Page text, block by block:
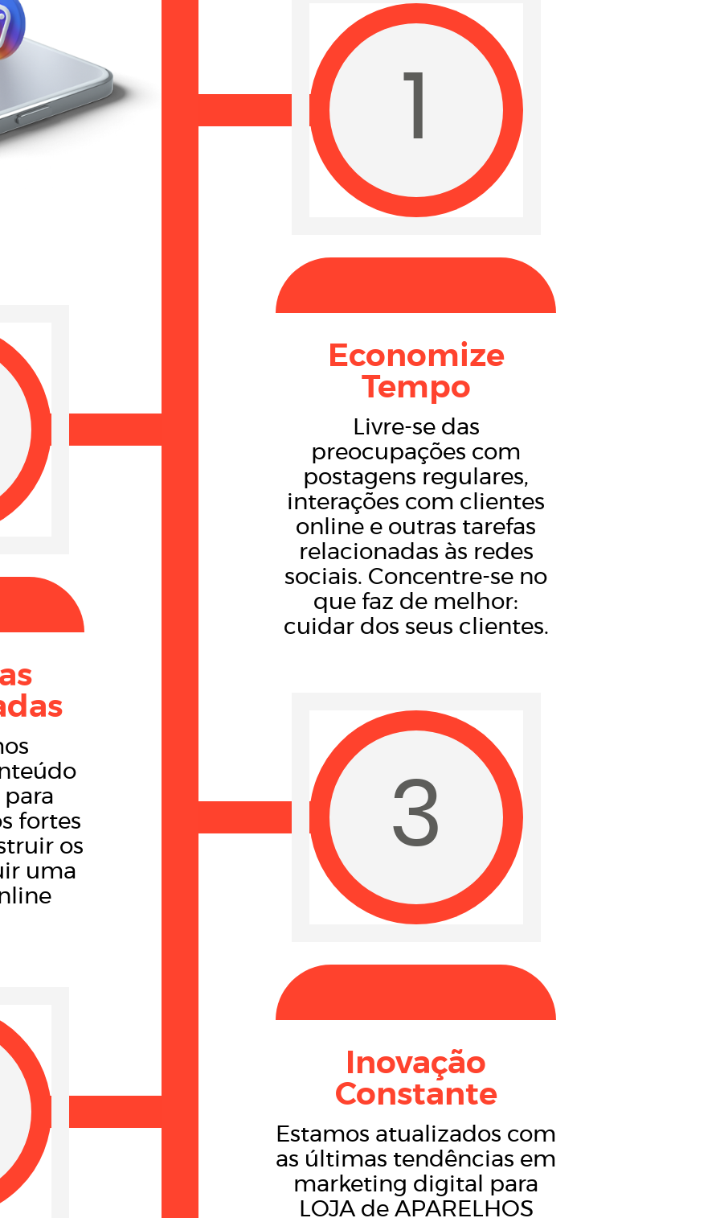
fortes
os
uma
1
Economize
Tempo
Livre-se das
preocupações com
postagens regulares,
interações com clientes
online e outras tarefas
relacionadas às redes
sociais. Concentre-se no
que faz de melhor:
cuidar dos seus clientes.
3
Inovação
Constante
Estamos atualizados com
as últimas tendências em
marketing digital para
LOJA de APARELHOS